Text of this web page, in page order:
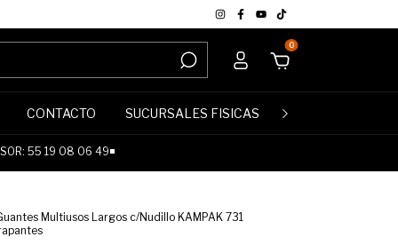
0
CONTACTO SUCURSALES FISICAS
55 19 08 06 49◾
Multiusos Largos c/Nudillo KAMPAK 731